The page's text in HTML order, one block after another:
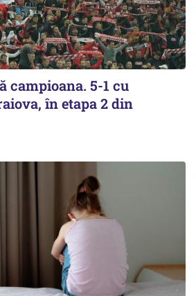
campioana. 5-1 cu
în etapa 2 din